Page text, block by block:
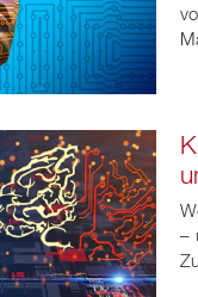
–